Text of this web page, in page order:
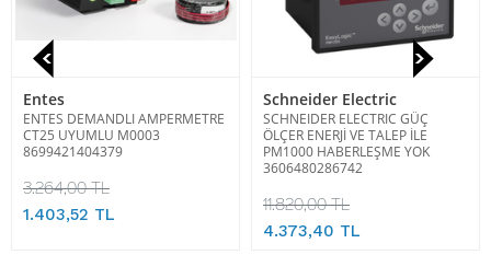
Entes
ENTES DEMANDLI AMPERMETRE
CT25 UYUMLU M0003
8699421404379
3.264,00 TL
1.403,52 TL
Schneider Electric
SCHNEIDER ELECTRIC GÜÇ
ÖLÇER ENERJİ VE TALEP İLE
PM1000 HABERLEŞME YOK
3606480286742
11.820,00 TL
4.373,40 TL